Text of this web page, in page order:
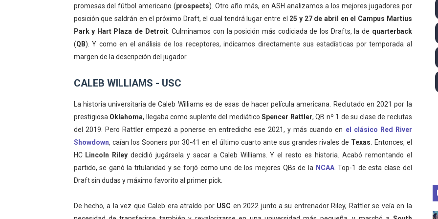
Mundial de Fórmula 1 2026 - Lando Norris consigue en Hungría su primera victoria
Copa del Mundo femenina 2026 - Estados Unidos campeón dejando a España a las
Mundial Fórmula E 2026 - Victorias de Ticktum y de Vries en Tokyo, con doble podio
Women's Football Alliance 2026 - Minnesota Vixen consigue su ansiado primer título de
Campeonato de Europa de pentatlón moderno 2026 (Estambul, Turquía)
promesas del fútbol americano (prospects). Otro año más, en ASH analizamos a los mejores jugadores por
posición que saldrán en el próximo Draft, el cual tendrá lugar entre el 25 y 27 de abril en el Campus Martius
Park y Hart Plaza de Detroit. Culminamos con la posición más codiciada de los Drafts, la de quarterback
(QB). Y como en el análisis de los receptores, indicamos directamente sus estadísticas por temporada al
margen de la descripción del jugador.
CALEB WILLIAMS - USC
La historia universitaria de Caleb Williams es de esas de hacer película americana. Reclutado en 2021 por la
prestigiosa Oklahoma, llegaba como suplente del mediáticoSpencer Rattler, QB nº 1 de su clase de reclutas
del 2019. Pero Rattler empezó a ponerse en entredicho ese 2021, y más cuando en el clásico Red River
Showdown, caían los Sooners por 30-41 en el último cuarto ante sus grandes rivales de Texas . Entonces, el
HC Lincoln Riley decidió jugársela y sacar a Caleb Williams. Y el resto es historia. Acabó remontando el
partido, se ganó la titularidad y se forjó como uno de los mejores QBs de la NCAA. Top-1 de esta clase del
Draft sin dudas y máximo favorito al primer pick.
De hecho, a la vez que Caleb era atraído por USC en 2022 junto a su entrenador Riley, Rattler se veía en la